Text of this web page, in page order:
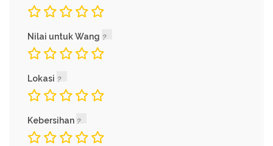
Nilai untuk Wang
Lokasi
Kebersihan